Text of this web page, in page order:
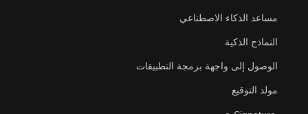
مساعد الذكاء الاصطناعي
النماذج الذكية
الوصول إلى واجهة برمجة التطبيقات
مولد التوقيع